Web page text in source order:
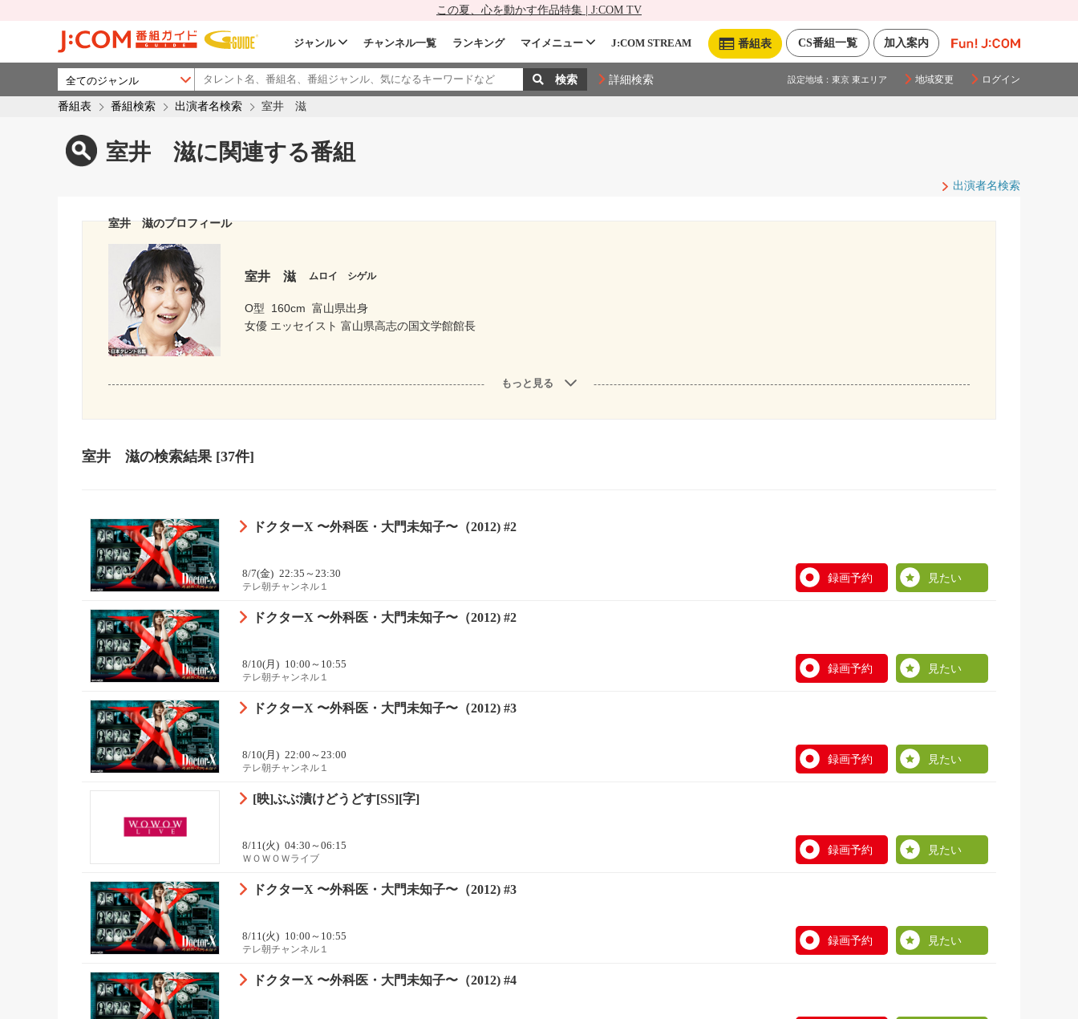
この夏、心を動かす作品特集 | J:COM TV
加入案内
CS番組一覧
番組表
ジャンル チャンネル一覧 ランキング マイメニュー J:COM STREAM
詳細検索 設定地域： 東京 東エリア 地域変更 ログイン
番組表 番組検索 出演者名検索 室井 滋
室井 滋に関連する番組
出演者名検索
室井 滋のプロフィール
室井 滋 ムロイ シゲル
O型 160cm 富山県出身
女優 エッセイスト 富山県高志の国文学館館長
もっと見る
室井 滋の検索結果 [37件]
ドクターX 〜外科医・大門未知子〜（2012) #2
8/7(金) 22:35～23:30
テレ朝チャンネル１
録画予約 見たい
ドクターX 〜外科医・大門未知子〜（2012) #2
8/10(月) 10:00～10:55
テレ朝チャンネル１
録画予約 見たい
ドクターX 〜外科医・大門未知子〜（2012) #3
8/10(月) 22:00～23:00
テレ朝チャンネル１
録画予約 見たい
[映]ぶぶ漬けどうどす[SS][字]
8/11(火) 04:30～06:15
ＷＯＷＯＷライブ
録画予約 見たい
ドクターX 〜外科医・大門未知子〜（2012) #3
8/11(火) 10:00～10:55
テレ朝チャンネル１
録画予約 見たい
ドクターX 〜外科医・大門未知子〜（2012) #4